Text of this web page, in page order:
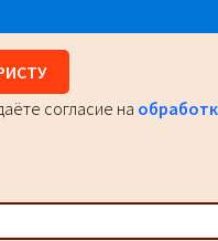
согласие на